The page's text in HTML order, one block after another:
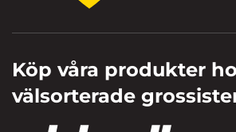
Köp våra produkter
välsorterade